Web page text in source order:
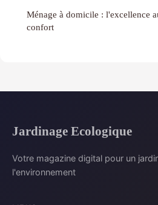
Ménage à domicile : l'excellence
confort
Jardinage Ecologique
Votre magazine digital pour un
l'environnement